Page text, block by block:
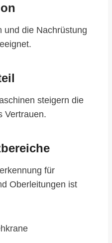
und die Nachrüstung
steigern die
Vertrauen.
für
Oberleitungen ist